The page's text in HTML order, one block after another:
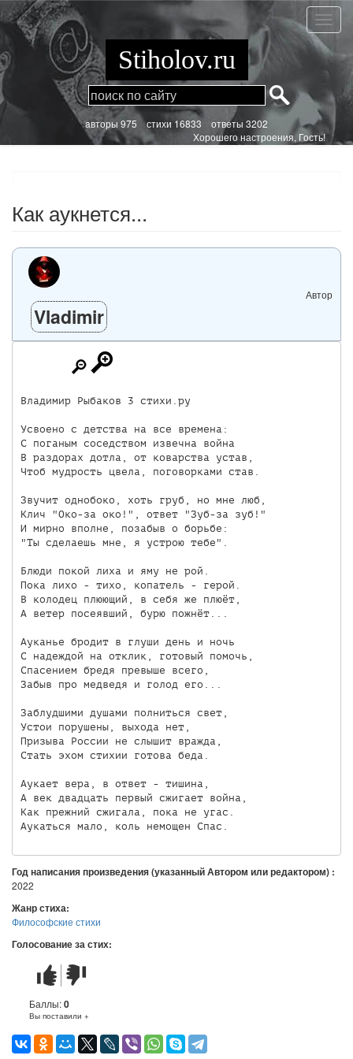
Перейти
к
основному
содержанию
Как
Stiholov.ru
aвторы 975стихи 16833 ответы 3202
Хорошего настроения, Гость!
Как аукнется...
Автор
Vladimir
Владимир Рыбаков 3 стихи.ру
Усвоено с детства на все времена:
С поганым соседством извечна война
В раздорах дотла, от коварства устав,
Чтоб мудрость цвела, поговорками став.
Звучит однобоко, хоть груб, но мне люб,
Клич "Око-за око!", ответ "Зуб-за зуб!"
И мирно вполне, позабыв о борьбе:
"Ты сделаешь мне, я устрою тебе".
Блюди покой лиха и яму не рой.
Пока лихо - тихо, копатель - герой.
В колодец плюющий, в себя же плюёт,
А ветер посеявший, бурю пожнёт...
Ауканье бродит в глуши день и ночь
С надеждой на отклик, готовый помочь,
Спасением бредя превыше всего,
Забыв про медведя и голод его...
Заблудшими душами полниться свет,
Устои порушены, выхода нет,
Призыва России не слышит вражда,
Стать эхом стихии готова беда.
Аукает вера, в ответ - тишина,
А век двадцать первый сжигает война,
Как прежний сжигала, пока не угас.
Аукаться мало, коль немощен Спас.
Год написания произведения (указанный Автором или редактором) :
2022
Жанр стиха:
Философские стихи
Голосование за стих:
Стих
понравился
Стих
не
понравился
Баллы:0
Вы поставили +